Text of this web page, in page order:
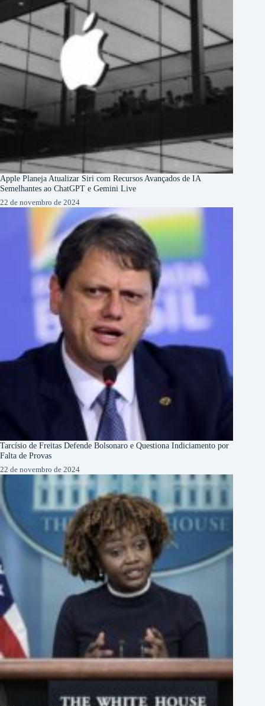
Apple Planeja Atualizar Siri com Recursos Avançados de IA
Semelhantes ao ChatGPT e Gemini Live
22 de novembro de 2024
Tarcísio de Freitas Defende Bolsonaro e Questiona Indiciamento por
Falta de Provas
22 de novembro de 2024